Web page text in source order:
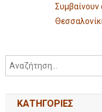
KΑΤΗΓΟΡΊΕΣ